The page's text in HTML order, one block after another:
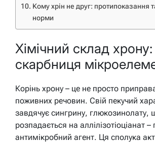
Кому хрін не друг: протипоказання
норми
Хімічний склад хрону:
скарбниця
Корінь хрону – це не просто
поживних речовин. Свій пекучий
завдячує сингрину, глюкозинолату,
розпадається на аллілізотіоціанат
антимікробний агент. Ця сполука